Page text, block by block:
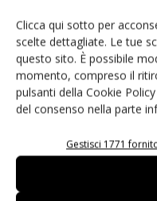
Clicca qui sotto per
scelte dettagliate. Le tue
questo sito. È possibile
momento, compreso il
pulsanti della Cookie
del consenso nella parte
Gestisci 1771
Leonardo
punto di